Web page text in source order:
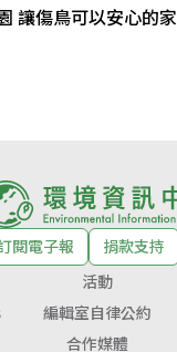
讓傷鳥可以安心的家
閱電子報
捐款支持
活動
編輯室自律公約
合作媒體